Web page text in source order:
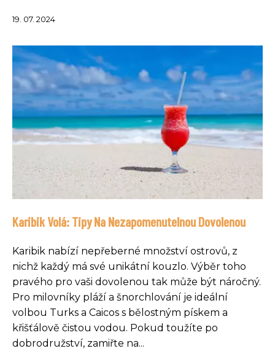
19. 07. 2024
Karibik Volá: Tipy Na Nezapomenutelnou Dovolenou
Karibik nabízí nepřeberné množství ostrovů, z
nichž každý má své unikátní kouzlo. Výběr toho
pravého pro vaši dovolenou tak může být náročný.
Pro milovníky pláží a šnorchlování je ideální
volbou Turks a Caicos s bělostným pískem a
křišťálově čistou vodou. Pokud toužíte po
dobrodružství, zamiřte na...